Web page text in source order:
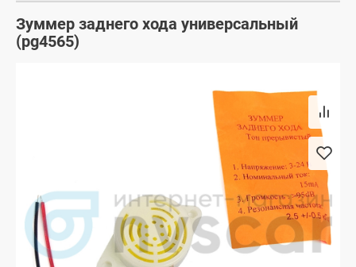
Зуммер заднего хода универсальный
(pg4565)